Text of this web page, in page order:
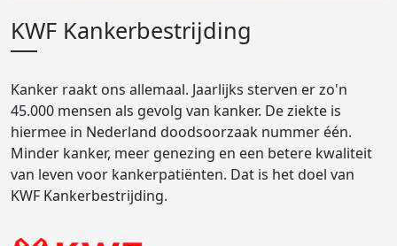
KWF Kankerbestrijding
Kanker raakt ons allemaal. Jaarlijks sterven er zo'n
45.000 mensen als gevolg van kanker. De ziekte is
hiermee in Nederland doodsoorzaak nummer één.
Minder kanker, meer genezing en een betere kwaliteit
van leven voor kankerpatiënten. Dat is het doel van
KWF Kankerbestrijding.